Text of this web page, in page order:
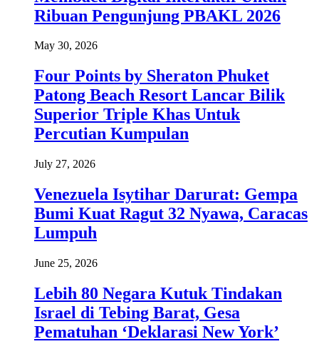
Ribuan Pengunjung PBAKL 2026
May 30, 2026
Four Points by Sheraton Phuket
Patong Beach Resort Lancar Bilik
Superior Triple Khas Untuk
Percutian Kumpulan
July 27, 2026
Venezuela Isytihar Darurat: Gempa
Bumi Kuat Ragut 32 Nyawa, Caracas
Lumpuh
June 25, 2026
Lebih 80 Negara Kutuk Tindakan
Israel di Tebing Barat, Gesa
Pematuhan ‘Deklarasi New York’